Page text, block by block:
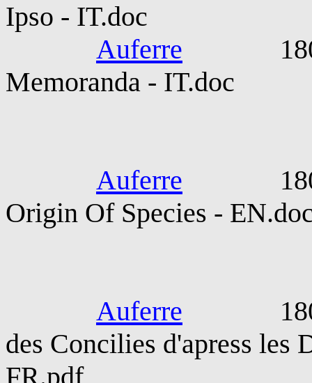
Ipso - IT.doc
Auferre 1809-
Memoranda - IT.doc
Auferre 1809-
Origin Of Species -
Auferre 1809-
des Concilies d'apress les
FR.pdf